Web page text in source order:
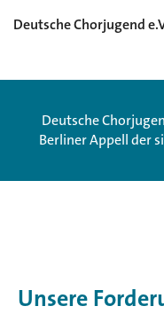
Deutsche Chorjugend
Deutsche
Berliner Appell der
Unsere